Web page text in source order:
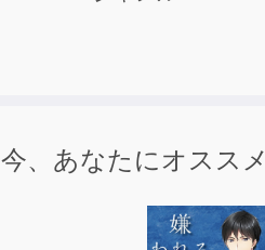
今、あなたにオススメ